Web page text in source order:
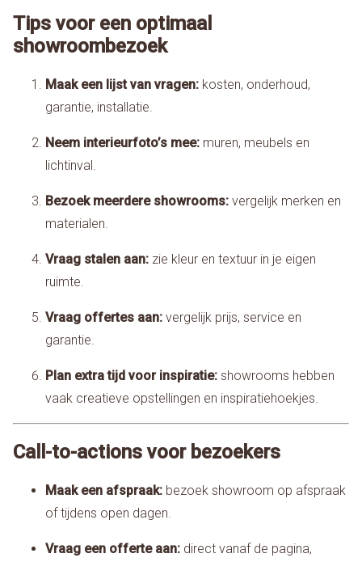
Tips voor een optimaal
showroombezoek
Maak een lijst van vragen:kosten, onderhoud,
garantie, installatie.
Neem interieurfoto’s mee:muren, meubels en
lichtinval.
Bezoek meerdere showrooms:vergelijk merken en
materialen.
Vraag stalen aan:zie kleur en textuur in je eigen
ruimte.
Vraag offertes aan:vergelijk prijs, service en
garantie.
Plan extra tijd voor inspiratie:showrooms hebben
vaak creatieve opstellingen en inspiratiehoekjes.
Call-to-actions voor bezoekers
Maak een afspraak:bezoek showroom op afspraak
of tijdens open dagen.
Vraag een offerte aan:direct vanaf de pagina,